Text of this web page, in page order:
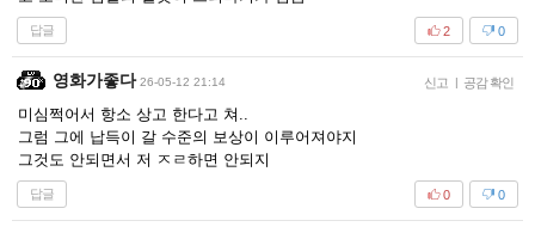
답글 0
2
영화가좋다 26-05-12 21:14 신고 | 공감 확인
미심쩍어서 항소 상고 한다고 쳐..
그럼 그에 납득이 갈 수준의 보상이 이루어져야지
그것도 안되면서 저 ㅈㄹ하면 안되지
답글 0
0